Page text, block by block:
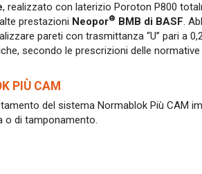
, realizzato con laterizio Poroton P800
prestazioni Neopor® BMB di BASF.
pareti con trasmittanza “U” pari a
secondo le prescrizioni delle normative
PIÙ CAM
del sistema Normablok Più CAM
di tamponamento.